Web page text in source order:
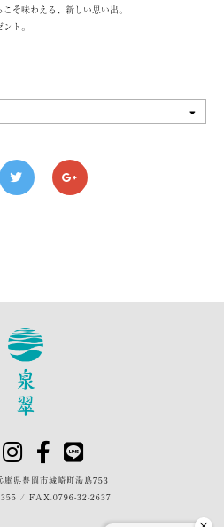
そ味わえる、新しい思い出。
ト。
県豊岡市城崎町湯島753
/ FAX.0796-32-2637